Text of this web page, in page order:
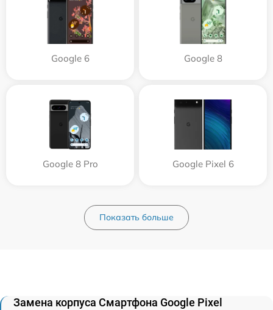
Google 6 Google 8
Google 8 Pro Google Pixel 6
Показать больше
Замена корпуса Смартфона Google Pixel